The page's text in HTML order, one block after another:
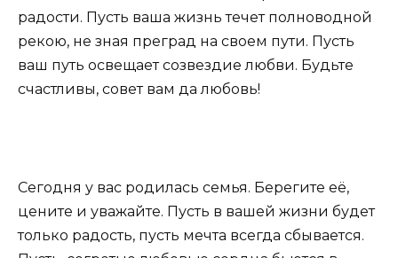
радости. Пусть ваша жизнь течет полноводной
рекою, не зная преград на своем пути. Пусть
ваш путь освещает созвездие любви. Будьте
счастливы, совет вам да любовь!
Сегодня у вас родилась семья. Берегите её,
цените и уважайте. Пусть в вашей жизни будет
только радость, пусть мечта всегда сбывается.